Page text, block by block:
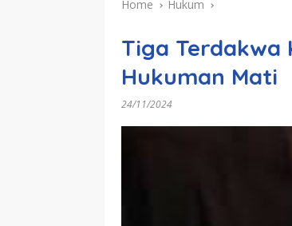
Home Hukum
Tiga
Hukuman Mati
24/11/2024